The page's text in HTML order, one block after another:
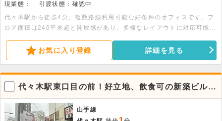
現業態：
引渡状態：確認中
代々木駅から徒歩4分、複数路線利用可能な好条件のオフィスです。フ
ロア面積は240平米超と開放感があり、多様なレイアウトに対応可能で
ち着いた執務スペースを両立したい企業様に最適です。
お気に入り登録 詳細を見る
代々木駅東口目の前！好立地、飲食可の新築ビルに
なります。
山手線